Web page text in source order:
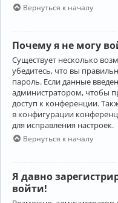
Вернуться к началу
Почему я не могу
Существует несколько
убедитесь, что вы
пароль. Если данные
администратором, чтобы
доступ к конференции.
в конфигурации
для исправления настроек.
Вернуться к началу
Я давно
войти!